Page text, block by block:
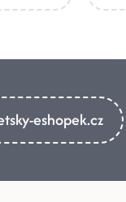
eshopek.cz